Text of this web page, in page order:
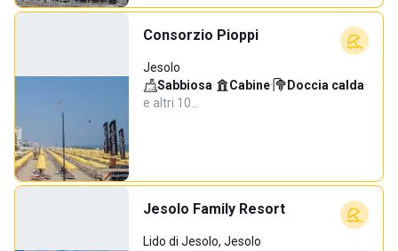
Consorzio Pioppi
Jesolo
Sabbiosa· Cabine· Doccia calda·
e altri 10…
Jesolo Family Resort
Lido di Jesolo, Jesolo